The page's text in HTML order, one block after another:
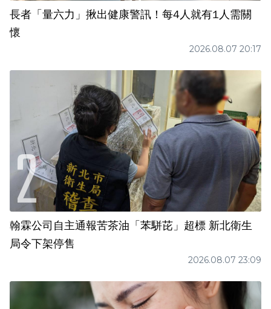
長者「量六力」揪出健康警訊！每4人就有1人需關
懷
2026.08.07 20:17
翰霖公司自主通報苦茶油「苯駢芘」超標 新北衛生
局令下架停售
2026.08.07 23:09